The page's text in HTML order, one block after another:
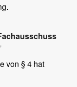
von § 4 hat